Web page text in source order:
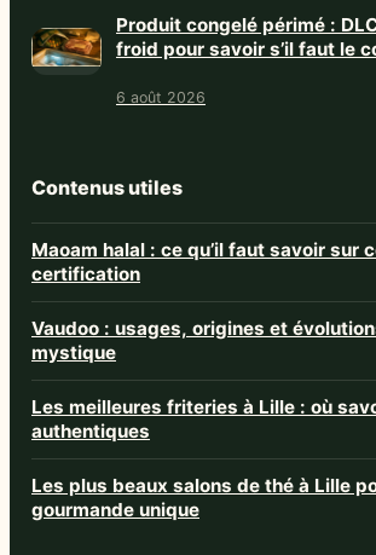
Produit congelé périmé :
froid pour savoir s’il faut le
6 août 2026
Contenus utiles
Maoam halal : ce qu’il faut savoir sur
certification
Vaudoo : usages, origines et
mystique
Les meilleures friteries à Lille : où
authentiques
Les plus beaux salons de thé à Lille
gourmande unique